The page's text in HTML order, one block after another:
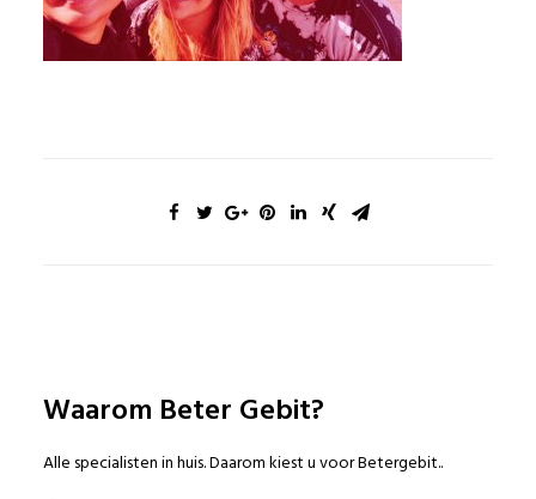
Waarom Beter Gebit?
Alle specialisten in huis. Daarom kiest u voor Betergebit..